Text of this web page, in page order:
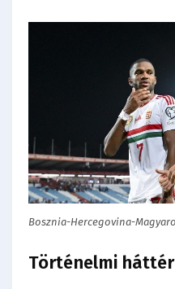
Bosznia-Hercegovina-
Történelmi háttér